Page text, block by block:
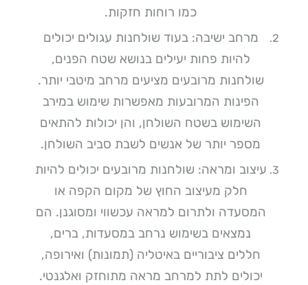
כמו רוחות חזקות.
מרחב ישיבה: בעוד שולחנות עגולים יכולים
להיות פחות יעילים בנושא שטח הפנים,
שולחנות מרובעים מציעים מרחב מיטבי יותר.
הפינות המרובעות מאפשרות שימוש במירב
השימוש בשטח השולחן, והן יכולות להתאים
מספר יותר של אנשים לשבת סביב השולחן.
עיצוב ומראה: שולחנות מרובעים יכולים להיות
חלק מעיצוב החוץ של מקום הקפה או
המסעדה ולתרום למראה עכשווי ומסוגנן. הם
נמצאים בשימוש נרחב במסעדות, ברים,
חללים ציבוריים באיטליה (תמונות) ואירופה,
יכולים לתת למרחב מראה מתוחזק ואלגנטי.